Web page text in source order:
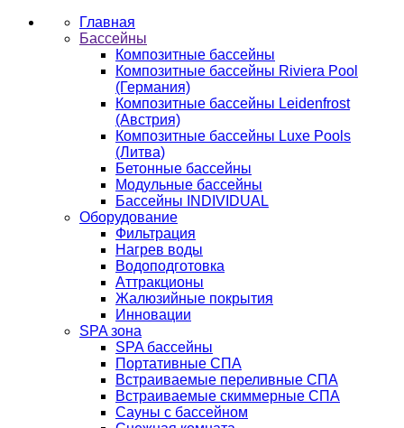
Главная
Бассейны
Композитные бассейны
Композитные бассейны Riviera Pool
(Германия)
Композитные бассейны Leidenfrost
(Австрия)
Композитные бассейны Luxe Pools
(Литва)
Бетонные бассейны
Модульные бассейны
Бассейны INDIVIDUAL
Оборудование
Фильтрация
Нагрев воды
Водоподготовка
Аттракционы
Жалюзийные покрытия
Инновации
SPA зона
SPA бассейны
Портативные СПА
Встраиваемые переливные СПА
Встраиваемые скиммерные СПА
Сауны с бассейном